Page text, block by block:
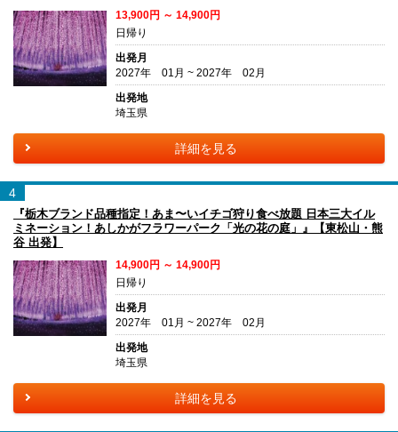
13,900円 ～ 14,900円
日帰り
出発月
2027年 01月 ~ 2027年 02月
出発地
埼玉県
詳細を見る
4
『栃木ブランド品種指定！あま〜いイチゴ狩り食べ放題 日本三大イル
ミネーション！あしかがフラワーパーク「光の花の庭」』【東松山・熊
谷 出発】
14,900円 ～ 14,900円
日帰り
出発月
2027年 01月 ~ 2027年 02月
出発地
埼玉県
詳細を見る